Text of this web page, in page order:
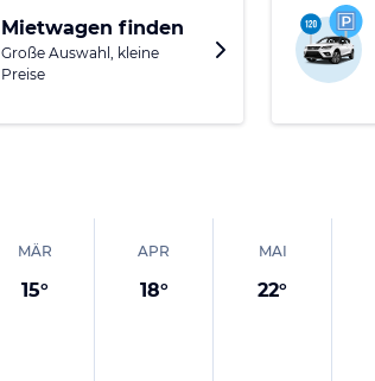
Mietwagen finden
Große Auswahl, kleine
Preise
MÄR
15°
APR
18°
MAI
22°